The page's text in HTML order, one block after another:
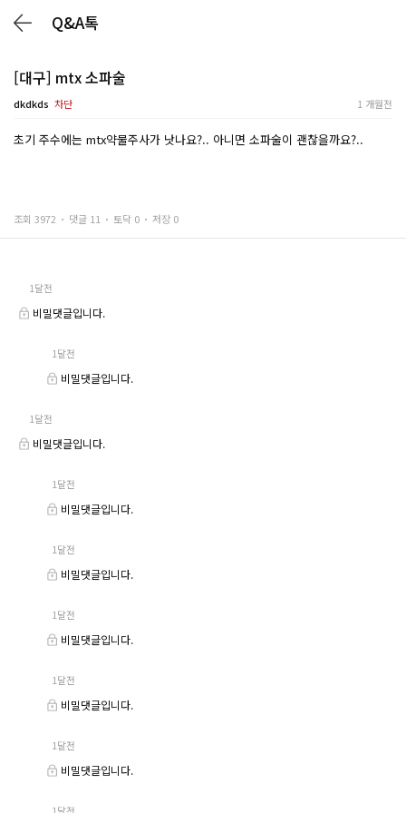
Q&A톡
[대구] mtx 소파술
dkdkds 차단 1 개월전
초기 주수에는 mtx약물주사가 낫나요?.. 아니면 소파술이 괜찮을까요?..
조회 3972 댓글 11 토닥 0 저장 0
1달전
비밀댓글입니다.
1달전
비밀댓글입니다.
1달전
비밀댓글입니다.
1달전
비밀댓글입니다.
1달전
비밀댓글입니다.
1달전
비밀댓글입니다.
1달전
비밀댓글입니다.
1달전
비밀댓글입니다.